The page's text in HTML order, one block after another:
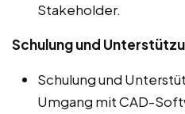
Stakeholder.
Schulung und
Schulung und
Umgang mit CAD-